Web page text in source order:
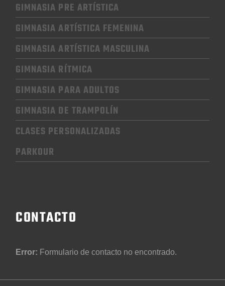
GIMNASIA PRE ARTÍSTICA
GIMNASIA ARTÍSTICA FEMENINA
GIMNASIA ARTÍSTICA MASCULINA
GIMNASIA RÍTMICA
GIMNASIA PARA ADULTOS
GIMNASIA DE TRAMPOLÍN
CLASES PERSONALIZADAS
PARKOUR
CONTACTO
Error: Formulario de contacto no encontrado.